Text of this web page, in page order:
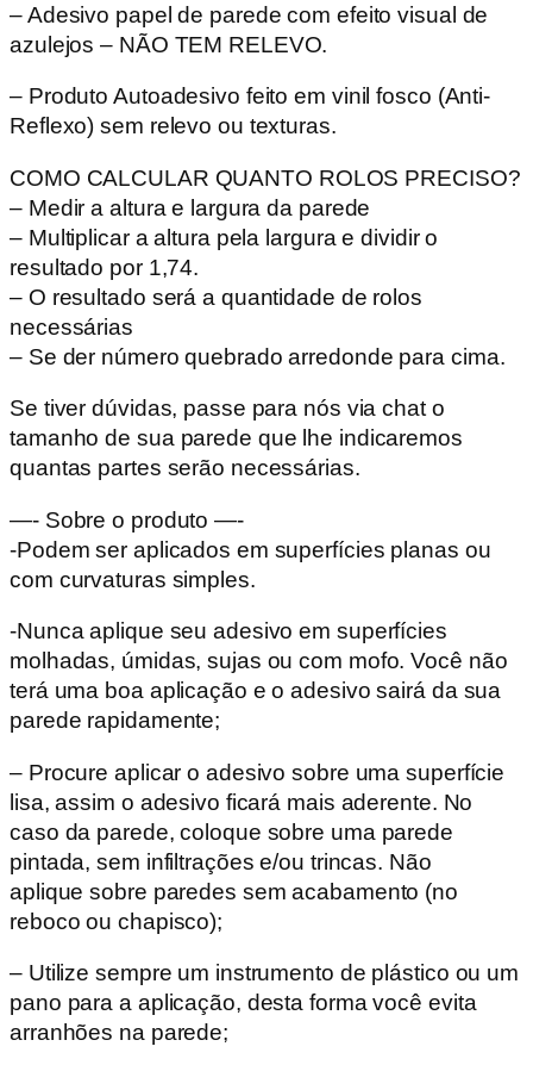
por
rolo
quantidade
– Adesivo papel de parede com efeito visual de
azulejos – NÃO TEM RELEVO.
– Produto Autoadesivo feito em vinil fosco (Anti-
Reflexo) sem relevo ou texturas.
COMO CALCULAR QUANTO ROLOS PRECISO?
– Medir a altura e largura da parede
– Multiplicar a altura pela largura e dividir o
resultado por 1,74.
– O resultado será a quantidade de rolos
necessárias
– Se der número quebrado arredonde para cima.
Se tiver dúvidas, passe para nós via chat o
tamanho de sua parede que lhe indicaremos
quantas partes serão necessárias.
—- Sobre o produto —-
-Podem ser aplicados em superfícies planas ou
com curvaturas simples.
-Nunca aplique seu adesivo em superfícies
molhadas, úmidas, sujas ou com mofo. Você não
terá uma boa aplicação e o adesivo sairá da sua
parede rapidamente;
– Procure aplicar o adesivo sobre uma superfície
lisa, assim o adesivo ficará mais aderente. No
caso da parede, coloque sobre uma parede
pintada, sem infiltrações e/ou trincas. Não
aplique sobre paredes sem acabamento (no
reboco ou chapisco);
– Utilize sempre um instrumento de plástico ou um
pano para a aplicação, desta forma você evita
arranhões na parede;